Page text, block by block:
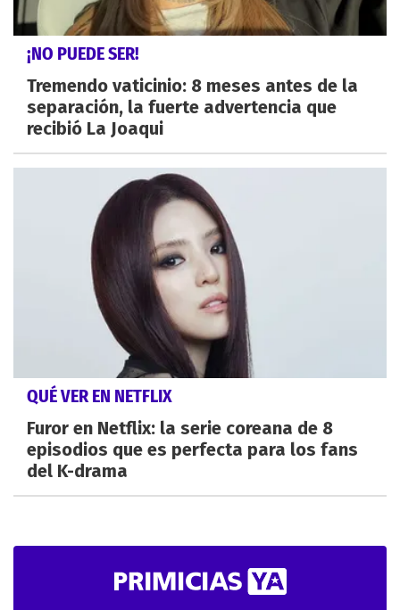
¡NO PUEDE SER!
Tremendo vaticinio: 8 meses antes de la
separación, la fuerte advertencia que
recibió La Joaqui
QUÉ VER EN NETFLIX
Furor en Netflix: la serie coreana de 8
episodios que es perfecta para los fans
del K-drama